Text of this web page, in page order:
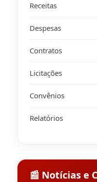
Receitas
Despesas
Contratos
Licitações
Convênios
Relatórios
📰 Notícias e